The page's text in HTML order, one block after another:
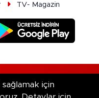
TV- Magazin
için